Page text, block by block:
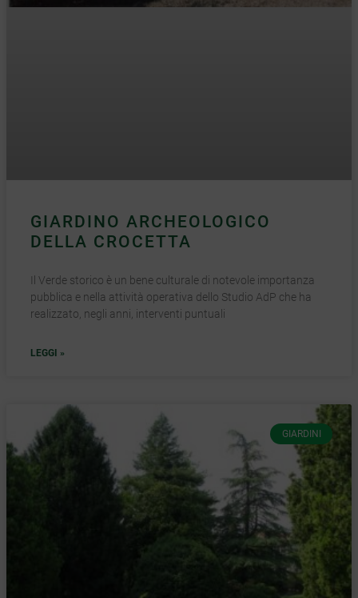
GIARDINO ARCHEOLOGICO
DELLA CROCETTA
Il Verde storico è un bene culturale di notevole importanza
pubblica e nella attività operativa dello Studio AdP che ha
realizzato, negli anni, interventi puntuali
LEGGI »
GIARDINI